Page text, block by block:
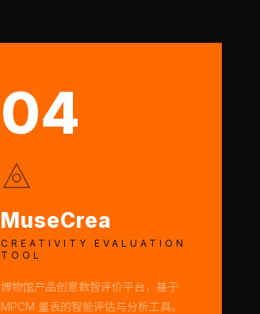
04
MuseCrea
CREATIVITY EVALUATION
TOOL
博物馆产品创意数智评价平台，基于
MPCM 量表的智能评估与分析工具。